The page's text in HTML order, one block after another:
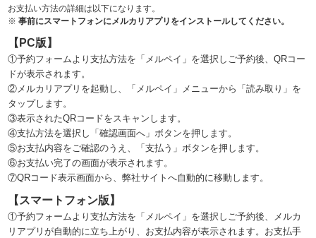
お支払い方法の詳細は以下になります。
※事前にスマートフォンにメルカリアプリをインストールしてください。
【PC版】
①予約フォームより支払方法を「メルペイ」を選択しご予約後、QRコー
ドが表示されます。
②メルカリアプリを起動し、「メルペイ」メニューから「読み取り」を
タップします。
③表示されたQRコードをスキャンします。
④支払方法を選択し「確認画面へ」ボタンを押します。
⑤お支払内容をご確認のうえ、「支払う」ボタンを押します。
⑥お支払い完了の画面が表示されます。
⑦QRコード表示画面から、弊社サイトへ自動的に移動します。
【スマートフォン版】
①予約フォームより支払方法を「メルペイ」を選択しご予約後、メルカ
リアプリが自動的に立ち上がり、お支払内容が表示されます。お支払手